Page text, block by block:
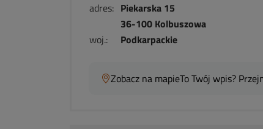
adres: Piekarska 15
36-100 Kolbuszowa
woj.:
Podkarpackie
Zobacz na mapieTo Twój wpis?